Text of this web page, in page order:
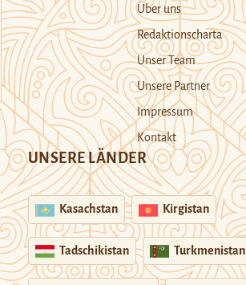
Über uns
Redaktionscharta
Unser Team
Unsere Partner
Impressum
Kontakt
UNSERE LÄNDER
Kasachstan Kirgistan
Tadschikistan Turkmenistan